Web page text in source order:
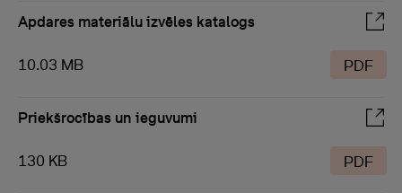
Apdares materiālu izvēles katalogs
10.03 MB PDF
Priekšrocības un ieguvumi
130 KB PDF